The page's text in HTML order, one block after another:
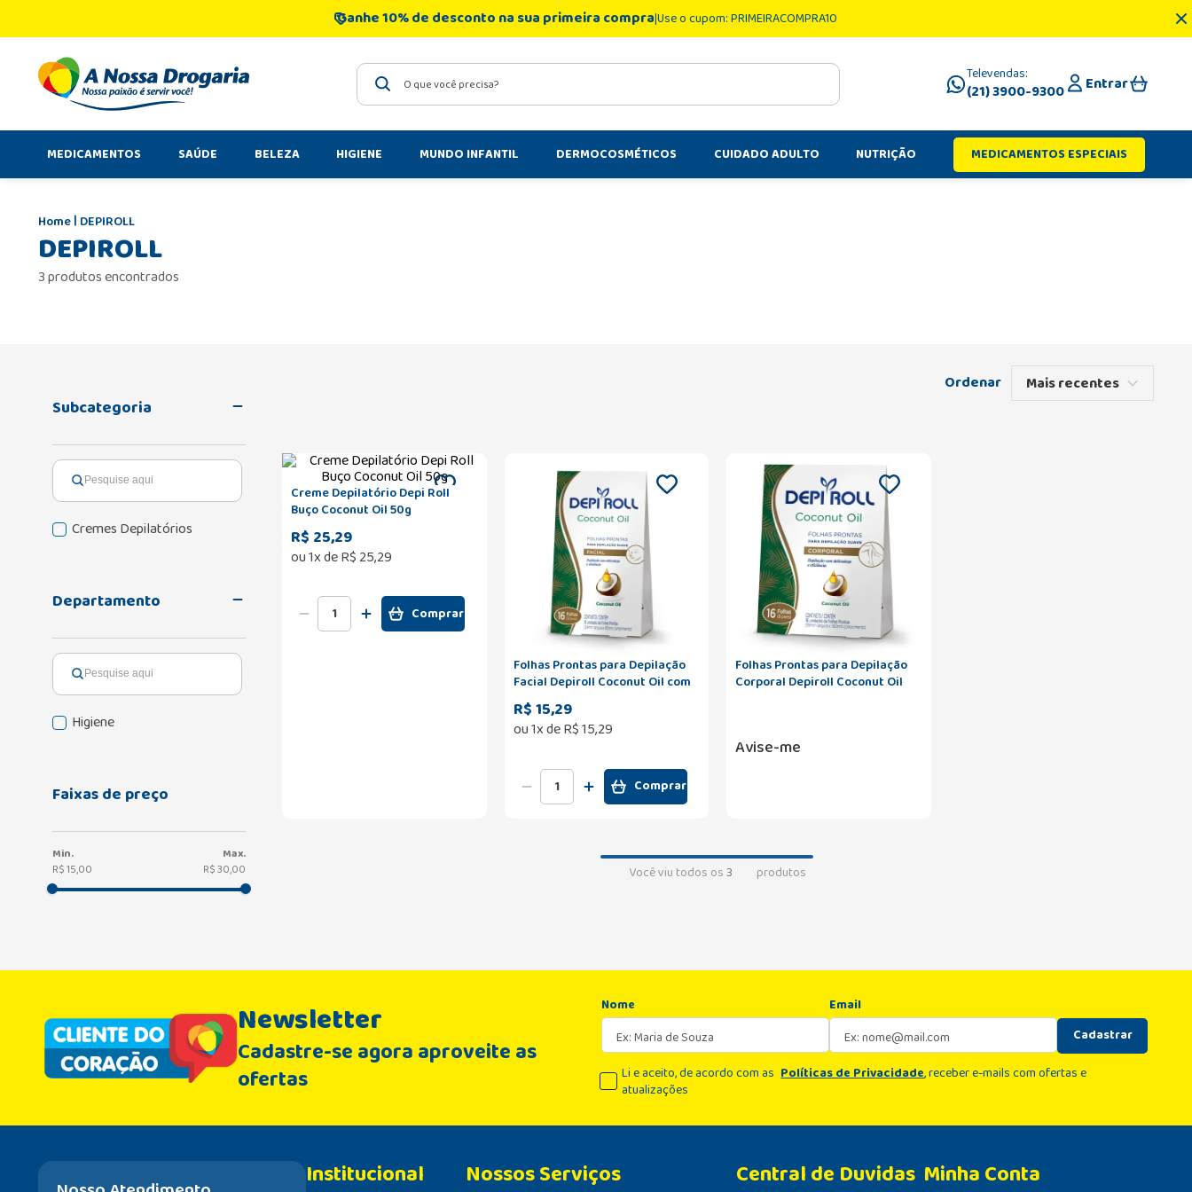
Ganhe 10% de desconto na sua primeira compraUse o cupom: PRIMEIRACOMPRA10
O que você precisa? Televendas:
(21) 3900-9300 Entrar
MEDICAMENTOS SAÚDE BELEZA HIGIENE MUNDO INFANTIL DERMOCOSMÉTICOS CUIDADO ADULTO NUTRIÇÃO MEDICAMENTOS ESPECIAIS
DEPIROLL
DEPIROLL
3 produtos encontrados
Subcategoria
Cremes Depilatórios
Departamento
Higiene
Faixas de preço
R$ 15,00 R$ 30,00
Mais recentes
Creme Depilatório Depi Roll
Buço Coconut Oil 50g
R$ 25,29
ou1x deR$ 25,29
Comprar
Folhas Prontas para Depilação
Facial Depiroll Coconut Oil com
8 Pares
R$ 15,29
ou1x deR$15,29
Comprar
Folhas Prontas para Depilação
Corporal Depiroll Coconut Oil
Avise-me
Você viu todos os3 produtos
Newsletter
Cadastre-se agora aproveite as
ofertas
Nome
Email
Cadastrar
Li e aceito, de acordo com as Políticas de Privacidade, receber e-mails com ofertas e
atualizações
Institucional Central de Duvidas Minha Conta